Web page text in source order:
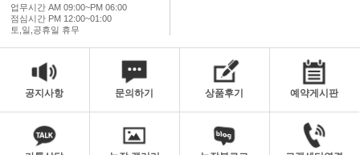
업무시간 AM 09:00~PM 06:00
점심시간 PM 12:00~01:00
토,일,공휴일 휴무
공지사항 문의하기 상품후기 예약게시판